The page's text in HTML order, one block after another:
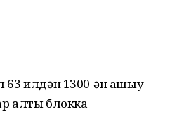
илдән 1300-ҙән ашыу
алты блокка